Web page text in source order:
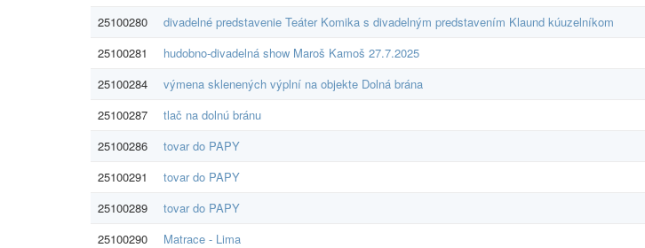
25100280
divadelné predstavenie Teáter Komika s divadelným predstavením Klaund kúuzelníkom
25100281
hudobno-divadelná show Maroš Kamoš 27.7.2025
25100284
výmena sklenených výplní na objekte Dolná brána
25100287
tlač na dolnú bránu
25100286
tovar do PAPY
25100291
tovar do PAPY
25100289
tovar do PAPY
25100290
Matrace - Lima